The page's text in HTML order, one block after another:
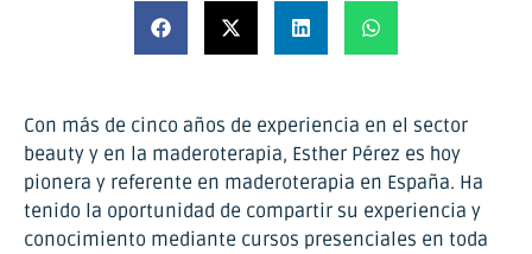
Con más de cinco años de experiencia en el sector
beauty y en la maderoterapia, Esther Pérez es hoy
pionera y referente en maderoterapia en España. Ha
tenido la oportunidad de compartir su experiencia y
conocimiento mediante cursos presenciales en toda